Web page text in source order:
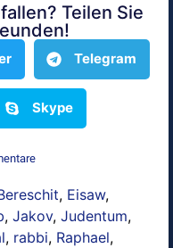
Teilen Sie
Telegram
Skype
, Eisaw,
, Jakov, Judentum,
, rabbi, Raphael,